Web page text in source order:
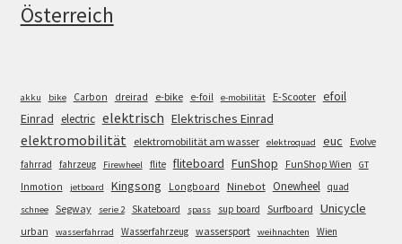
Österreich
akku bike Carbon dreirad e-bike e-foil e-mobilität E-Scooter efoil
Einrad electric elektrisch Elektrisches Einrad
elektromobilität elektromobilität am wasser elektroquad euc
Evolve
fahrrad
fahrzeug Firewheel flite fliteboard FunShop FunShop Wien GT
Inmotion jetboard Kingsong Longboard Ninebot Onewheel quad
schnee Segway serie 2 Skateboard spass sup board Surfboard Unicycle
urban wasserfahrrad Wasserfahrzeug wassersport weihnachten
Wien